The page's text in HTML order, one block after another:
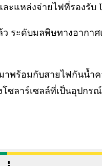
ะแหล่งจ่ายไฟที่รองรับ
ว ระดับมลพิษทางอากา
าพร้อมกับสายไฟกันน้ำ
ซลาร์เซลล์ที่เป็นอุปกร